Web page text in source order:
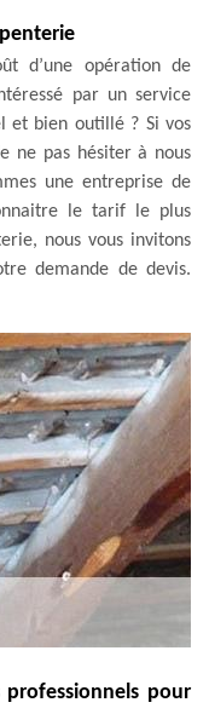
d’une opération de
par un service
et bien outillé ? Si vos
ne pas hésiter à nous
une entreprise de
le tarif le plus
nous vous invitons
demande de devis.
pour